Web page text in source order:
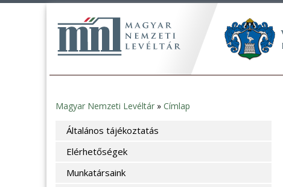
Jelenlegi
hely
Magyar Nemzeti Levéltár » Címlap
Általános tájékoztatás
Elérhetőségek
Munkatársaink